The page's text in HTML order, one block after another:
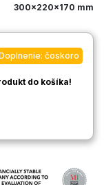
300x220x170 mm
čoskoro
do košíka!